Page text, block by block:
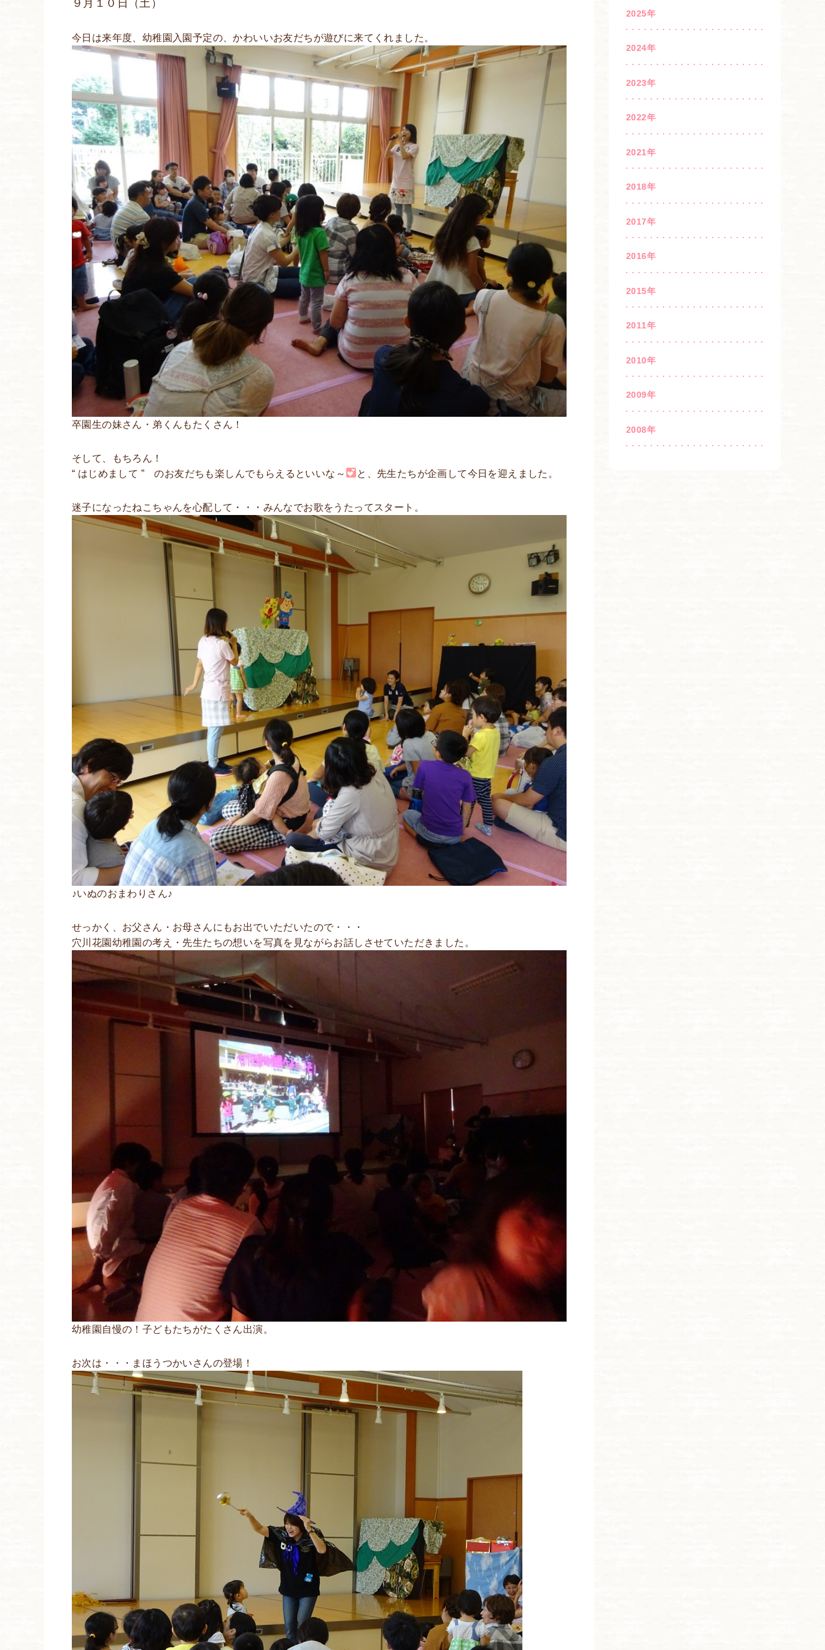
９月１０日（土）
今日は来年度、幼稚園入園予定の、かわいいお友だちが遊びに来てくれました。
卒園生の妹さん・弟くんもたくさん！
そして、もちろん！
“ はじめまして ” のお友だちも楽しんでもらえるといいな～
と、先生たちが企画して今日を迎えました。
迷子になったねこちゃんを心配して・・・みんなでお歌をうたってスタート。
♪いぬのおまわりさん♪
せっかく、お父さん・お母さんにもお出でいただいたので・・・
穴川花園幼稚園の考え・先生たちの想いを写真を見ながらお話しさせていただきました。
幼稚園自慢の！子どもたちがたくさん出演。
お次は・・・まほうつかいさんの登場！
2025年
2024年
2023年
2022年
2021年
2018年
2017年
2016年
2015年
2011年
2010年
2009年
2008年